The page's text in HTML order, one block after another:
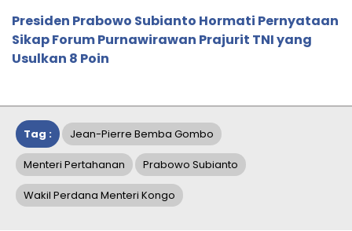
Presiden Prabowo Subianto Hormati Pernyataan
Sikap Forum Purnawirawan Prajurit TNI yang
Usulkan 8 Poin
Tag : Jean-Pierre Bemba Gombo
Menteri Pertahanan Prabowo Subianto
Wakil Perdana Menteri Kongo